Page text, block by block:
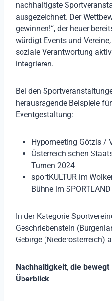
nachhaltigste
ausgezeichnet. Der
gewinnen!“, der heuer
würdigt Events und
soziale Verantwortung
integrieren.
Bei den
herausragende Beispiele
Eventgestaltung:
Hypomeeting Götzis /
Österreichischen
Turnen 2024
sportKULTUR im
Bühne im
In der Kategorie
Geschriebenstein
Gebirge (Niederösterreich)
Nachhaltigkeit, die
Überblick